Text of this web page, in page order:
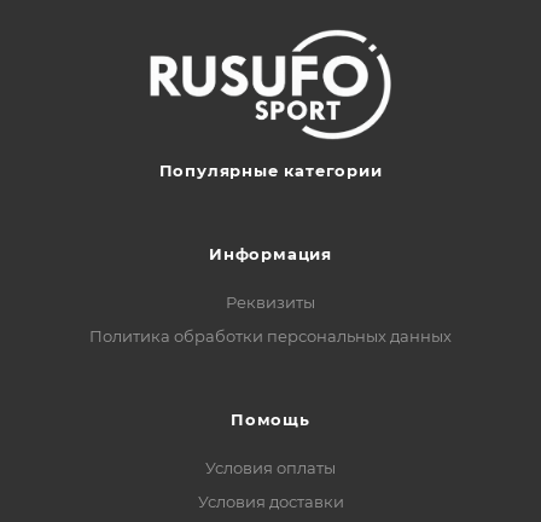
Популярные категории
Информация
Реквизиты
Политика обработки персональных данных
Помощь
Условия оплаты
Условия доставки